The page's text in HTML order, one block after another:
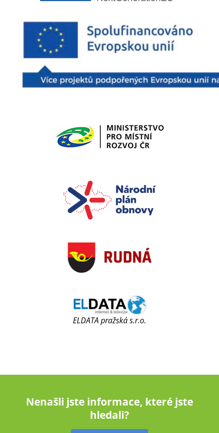
ELDATA pražská s.r.o.
Nenašli jste informace, které jste
hledali?